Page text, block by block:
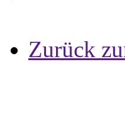
Zurück